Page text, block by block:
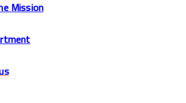
Mission